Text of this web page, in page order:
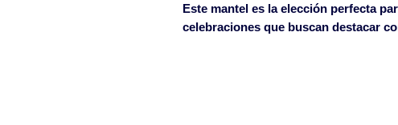
Este mantel es la elección perfecta
celebraciones que buscan destacar